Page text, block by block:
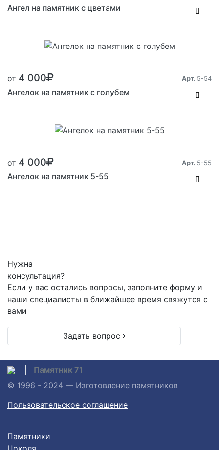
Ангел на памятник с цветами
от 4 000 Арт. 5-54
Ангелок на памятник с голубем
от 4 000 Арт. 5-55
Ангелок на памятник 5-55
Нужна
консультация?
Если у вас остались вопросы, заполните форму и
наши специалисты в ближайшее время свяжутся с
вами
Задать вопрос
Памятник 71
© 1996 - 2024 — Изготовление памятников
Пользовательское соглашение
Памятники
Цоколя